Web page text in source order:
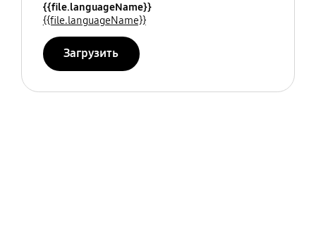
{{file.languageName}}
{{file.languageName}}
Загрузить